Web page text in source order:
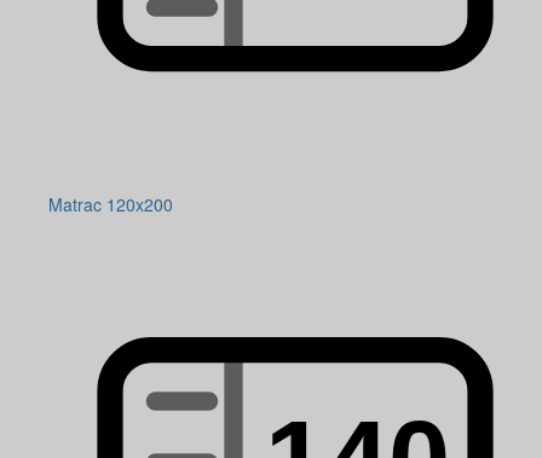
Matrac 120x200